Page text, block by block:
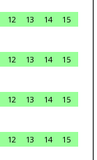
12 13 14
15
12 13 14
15
12 13 14
15
12 13 14
15